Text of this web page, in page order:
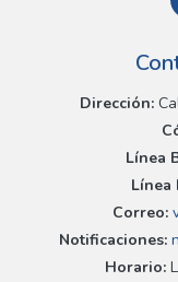
Dirección:
Línea
Línea
Correo:
Notificaciones:
Horario: